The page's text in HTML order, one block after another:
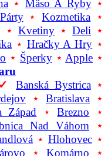
⋆ Mäso A Ryby⋆
Párty⋆Kozmetika ⋆
⋆Kvetiny ⋆Deli ⋆
⋆ Hračky A Hry ⋆
⋆ Šperky⋆ Apple ⋆
Banská Bystrica⋆
⋆ Bratislava ⋆
Západ ⋆Brezno ⋆
Nad Váhom ⋆
⋆ Hlohovec ⋆
⋆ Komárno ⋆